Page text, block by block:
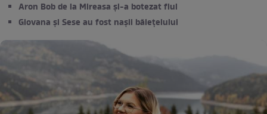
Aron Bob de la Mireasa și-a botezat fiul
Giovana și Sese au fost nașii băiețelului